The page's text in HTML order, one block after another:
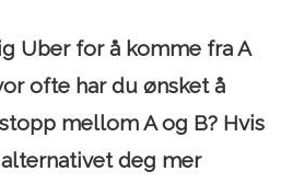
Uber for å komme fra A
ofte har du ønsket å
mellom A og B? Hvis
deg mer